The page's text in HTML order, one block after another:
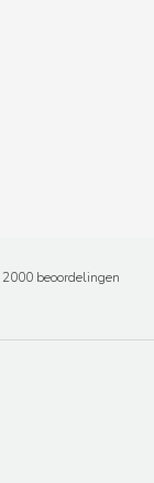
beoordelingen